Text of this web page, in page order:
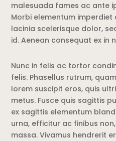
malesuada fames ac ante
Morbi elementum imperdiet
lacinia scelerisque dolor,
id. Aenean consequat ex in
Nunc in felis ac tortor
felis. Phasellus rutrum,
lorem suscipit eros, quis
metus. Fusce quis sagittis
ex sagittis elementum
urna, efficitur ac finibus
massa. Vivamus hendrerit